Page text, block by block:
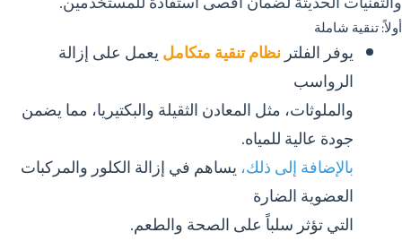
أولاً: تنقية شاملة
يوفر الفلترنظام تنقية متكامليعمل على إزالة
الرواسب
والملوثات، مثل المعادن الثقيلة والبكتيريا، مما يضمن
جودة عالية للمياه.
بالإضافة إلى ذلك،يساهم في إزالة الكلور والمركبات
العضوية الضارة
التي تؤثر سلباً على الصحة والطعم.